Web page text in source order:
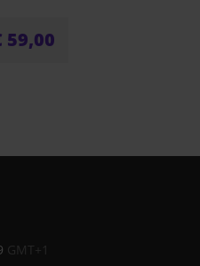
59,00
GMT+1